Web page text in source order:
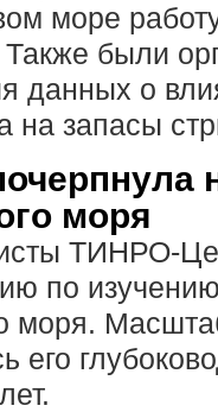
море
были
данных о
на запасы
моря
ТИНРО-
по
моря.
его